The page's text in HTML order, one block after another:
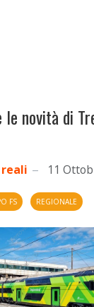
le novità di
11
FS REGIONALE